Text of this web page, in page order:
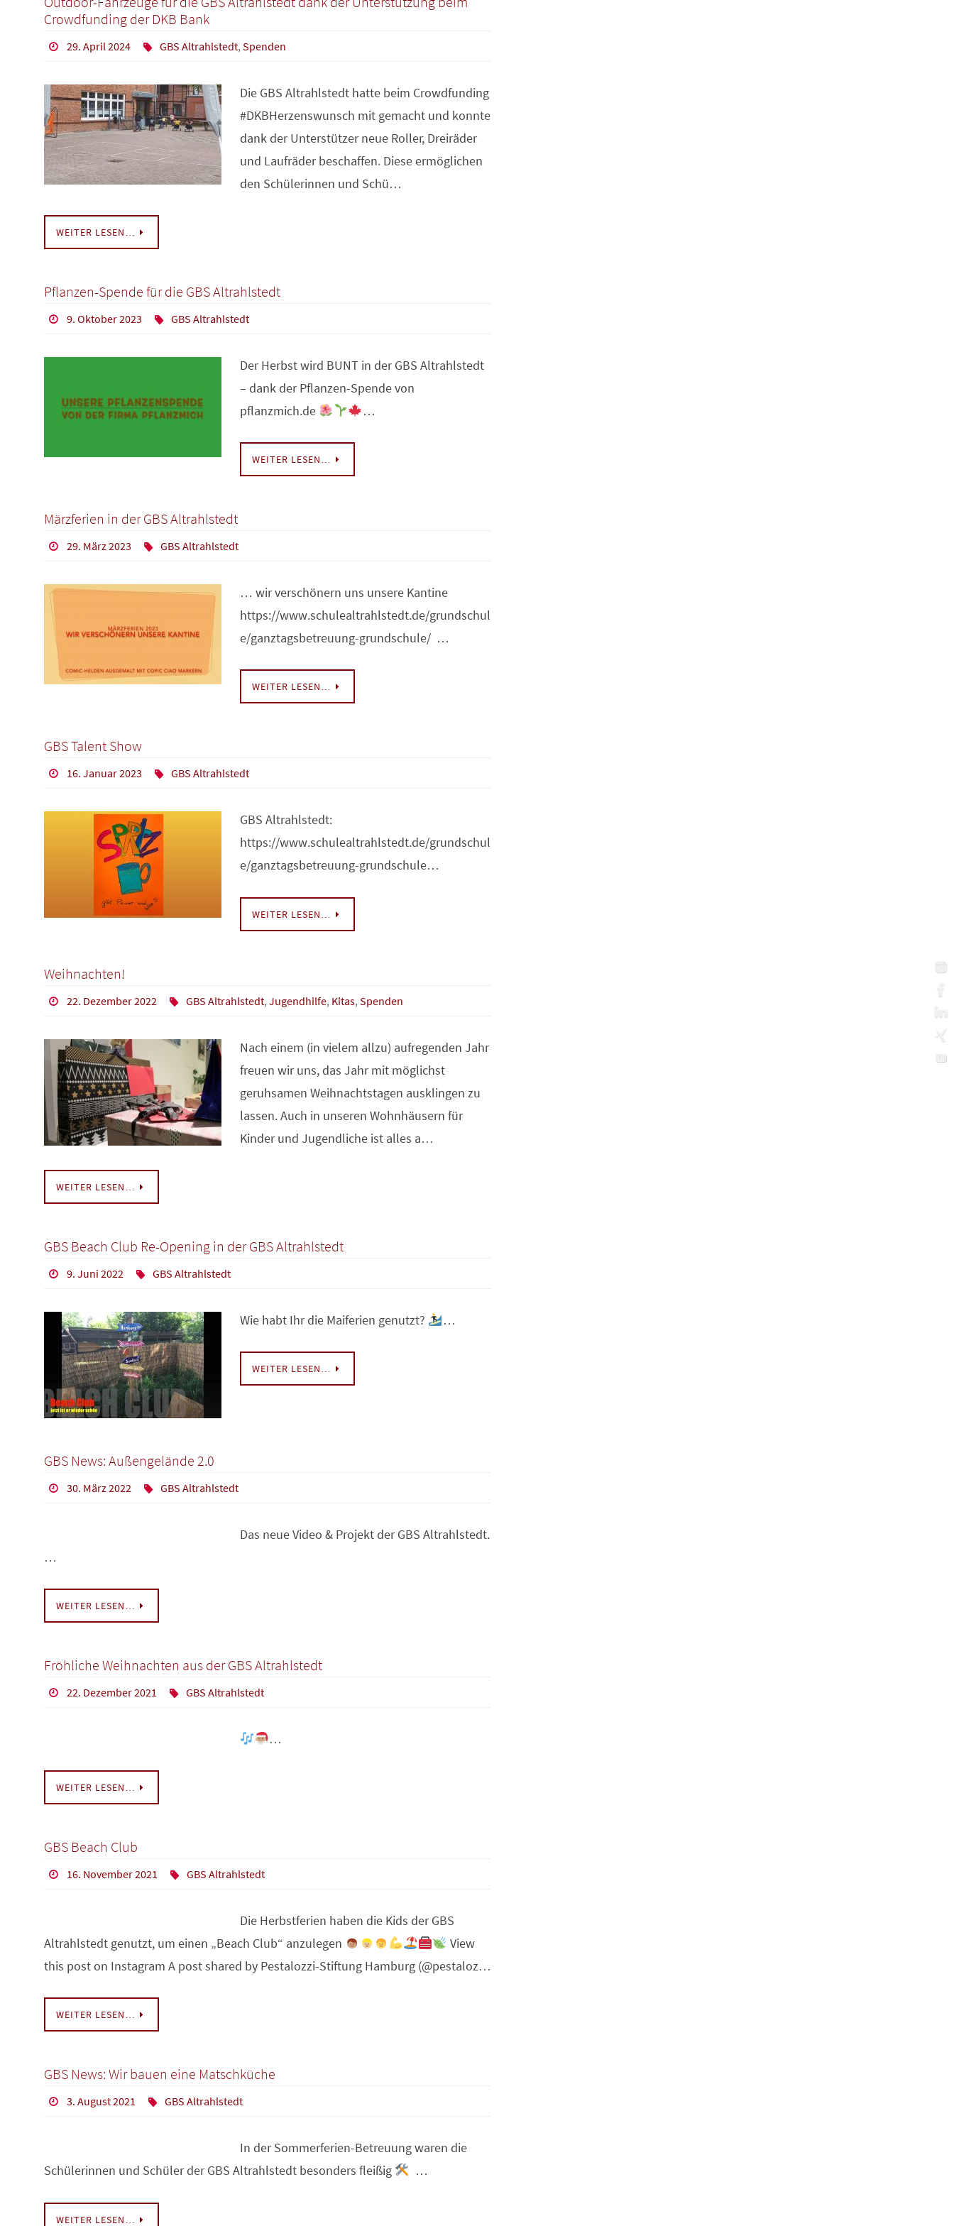
Crowdfunding der DKB Bank
29. April 2024 GBS Altrahlstedt,Spenden
Die GBS Altrahlstedt hatte beim Crowdfunding
#DKBHerzenswunsch mit gemacht und konnte
dank der Unterstützer neue Roller, Dreiräder
und Laufräder beschaffen. Diese ermöglichen
den Schülerinnen und Schü…
WEITER LESEN…
Pflanzen-Spende für die GBS Altrahlstedt
9. Oktober 2023 GBS Altrahlstedt
Der Herbst wird BUNT in der GBS Altrahlstedt
– dank der Pflanzen-Spende von
pflanzmich.de
…
WEITER LESEN…
Märzferien in der GBS Altrahlstedt
29. März 2023 GBS Altrahlstedt
… wir verschönern uns unsere Kantine
https://www.schulealtrahlstedt.de/grundschul
e/ganztagsbetreuung-grundschule/ …
WEITER LESEN…
GBS Talent Show
16. Januar 2023 GBS Altrahlstedt
GBS Altrahlstedt:
https://www.schulealtrahlstedt.de/grundschul
e/ganztagsbetreuung-grundschule…
WEITER LESEN…
Weihnachten!
22. Dezember 2022 GBS Altrahlstedt,Jugendhilfe, Kitas,Spenden
Nach einem (in vielem allzu) aufregenden Jahr
freuen wir uns, das Jahr mit möglichst
geruhsamen Weihnachtstagen ausklingen zu
lassen. Auch in unseren Wohnhäusern für
Kinder und Jugendliche ist alles a…
WEITER LESEN…
GBS Beach Club Re-Opening in der GBS Altrahlstedt
9. Juni 2022 GBS Altrahlstedt
Wie habt Ihr die Maiferien genutzt? …
WEITER LESEN…
GBS News: Außengelände 2.0
30. März 2022 GBS Altrahlstedt
Das neue Video & Projekt der GBS Altrahlstedt.
…
WEITER LESEN…
Fröhliche Weihnachten aus der GBS Altrahlstedt
22. Dezember 2021 GBS Altrahlstedt
…
WEITER LESEN…
GBS Beach Club
16. November 2021 GBS Altrahlstedt
Die Herbstferien haben die Kids der GBS
Altrahlstedt genutzt, um einen „Beach Club“ anzulegen
View
this post on Instagram A post shared by Pestalozzi-Stiftung Hamburg (@pestaloz…
WEITER LESEN…
GBS News: Wir bauen eine Matschküche
3. August 2021 GBS Altrahlstedt
In der Sommerferien-Betreuung waren die
Schülerinnen und Schüler der GBS Altrahlstedt besonders fleißig
…
WEITER LESEN…